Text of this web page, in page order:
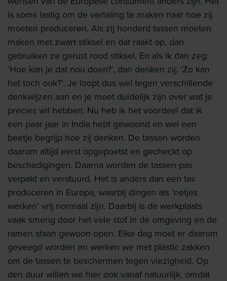
is soms lastig om de vertaling te maken naar hoe zij
moeten produceren. Als zij honderd tassen moeten
maken met zwart stiksel en dat raakt op, dan
gebruiken ze gerust rood stiksel. En als ik dan zeg:
‘Hoe kan je dat nou doen?’, dan denken zij: ‘Zo kan
het toch ook?’. Je loopt dus wel tegen verschillende
denkwijzen aan en je moet duidelijk zijn over wat je
precies wil hebben. Nu heb ik het voordeel dat ik
een paar jaar in India hebt gewoond en wel een
beetje begrijp hoe zij denken. De tassen worden
daarom altijd eerst opgepoetst en gecheckt op
beschadigingen. Daarna worden de tassen pas
verpakt en verstuurd. Het is anders dan een tas
produceren in Europa, waarbij dingen als ‘netjes
werken’ vrij normaal zijn. Daarbij is de werkplaats
vaak smerig door het vele stof in de omgeving en de
ramen staan gewoon open. Elke dag moet er daarom
geveegd worden en werken we met plastic zakken
om de tassen te beschermen tegen viezigheid. Op
den duur willen we hier ook vanaf natuurlijk, omdat